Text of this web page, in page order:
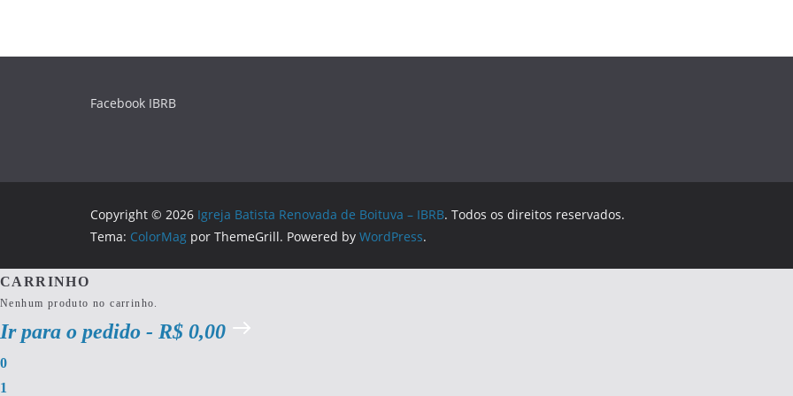
Facebook IBRB
Copyright © 2026 Igreja Batista Renovada de Boituva – IBRB. Todos os direitos reservados.
Tema: ColorMag por ThemeGrill. Powered by WordPress.
CARRINHO
Nenhum produto no carrinho.
Ir para o pedido - R$ 0,00
0
1